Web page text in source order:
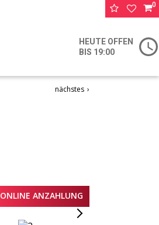
favorite0
HEUTE OFFEN
BIS 19:00
nächstes
ONLINE ANZAHLUNG